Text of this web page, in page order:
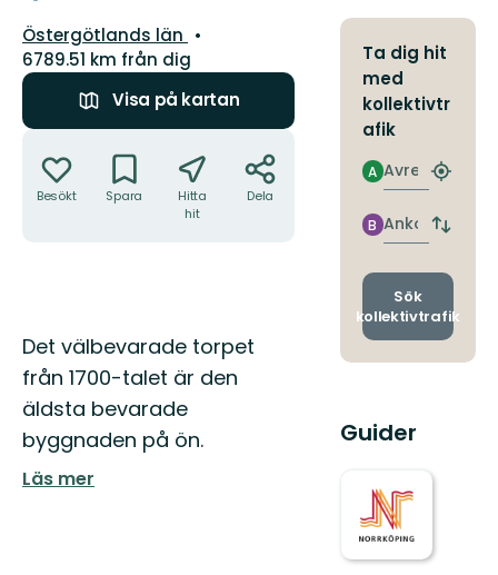
Län:
Östergötlands län
6789.51 km från dig
Visa på kartan
Besökt Spara
Hitta
hit
Dela
Beskrivning
Det välbevarade torpet
från 1700-talet är den
äldsta bevarade
byggnaden på ön.
Läs mer
Ta dig hit
med
kollektivtr
afik
Avresa
A
Hitta
Ankomst
B
Byt
och
Sök
kollektivtrafik
Guider